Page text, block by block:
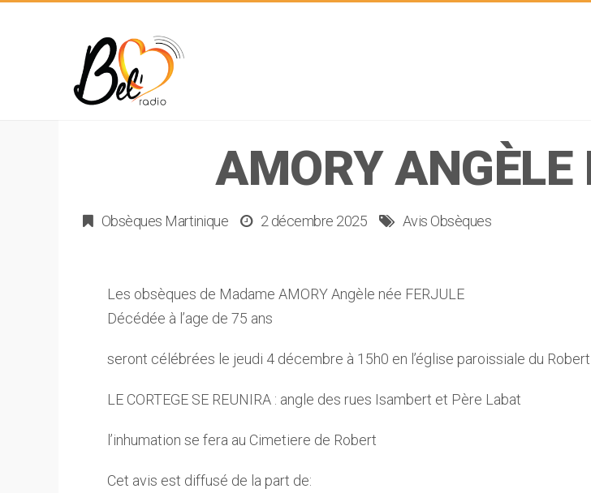
AMORY ANGÈLE
Obsèques Martinique 2 décembre 2025 Avis Obsèques
Les obsèques de Madame AMORY Angèle née FERJULE
Décédée à l’age de 75 ans
seront célébrées le jeudi 4 décembre à 15h0 en l’église paroissiale du Robert
LE CORTEGE SE REUNIRA : angle des rues Isambert et Père Labat
l’inhumation se fera au Cimetiere de Robert
Cet avis est diffusé de la part de: